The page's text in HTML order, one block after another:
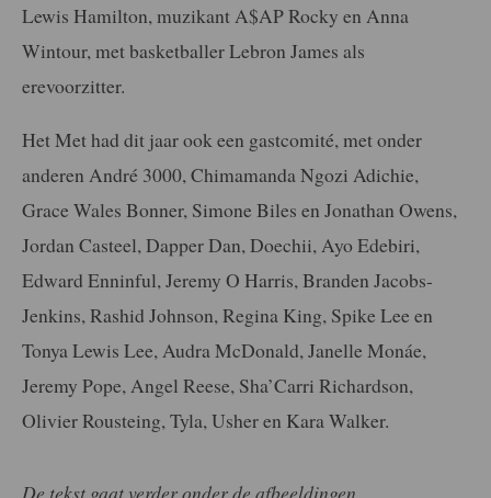
Lewis Hamilton, muzikant A$AP Rocky en Anna
Wintour, met basketballer Lebron James als
erevoorzitter.
Het Met had dit jaar ook een gastcomité, met onder
anderen André 3000, Chimamanda Ngozi Adichie,
Grace Wales Bonner, Simone Biles en Jonathan Owens,
Jordan Casteel, Dapper Dan, Doechii, Ayo Edebiri,
Edward Enninful, Jeremy O Harris, Branden Jacobs-
Jenkins, Rashid Johnson, Regina King, Spike Lee en
Tonya Lewis Lee, Audra McDonald, Janelle Monáe,
Jeremy Pope, Angel Reese, Sha’Carri Richardson,
Olivier Rousteing, Tyla, Usher en Kara Walker.